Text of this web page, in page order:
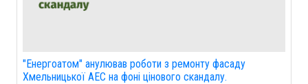
"Енергоатом" анулював роботи з ремонту фасаду
Хмельницької АЕС на фоні цінового скандалу.